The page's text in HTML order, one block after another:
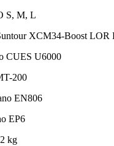
S, M, L
XCM34-Boost LOR
CUES U6000
200
EN806
EP6
kg